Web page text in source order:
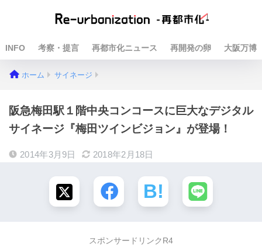
INFO 考察・提言 再都市化ニュース 再開発の卵 大阪万博
ホーム サイネージ
阪急梅田駅１階中央コンコースに巨大なデジタル
サイネージ『梅田ツインビジョン』が登場！
2014年3月9日 2018年2月18日
スポンサードリンクR4